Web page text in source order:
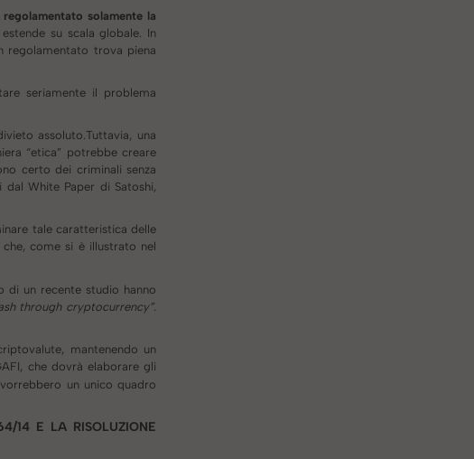
solamente la
su scala globale. In
regolamentato trova piena
seriamente il problema
assoluto.Tuttavia, una
“etica” potrebbe creare
certo dei criminali senza
White Paper di Satoshi,
tale caratteristica delle
come si è illustrato nel
di un recente studio hanno
through cryptocurrency”.
mantenendo un
che dovrà elaborare gli
un unico quadro
14 E LA RISOLUZIONE